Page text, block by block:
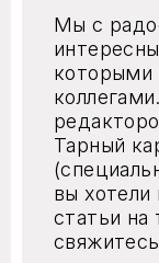
Мы с
которыми
Тарный
вы хотели
статьи на